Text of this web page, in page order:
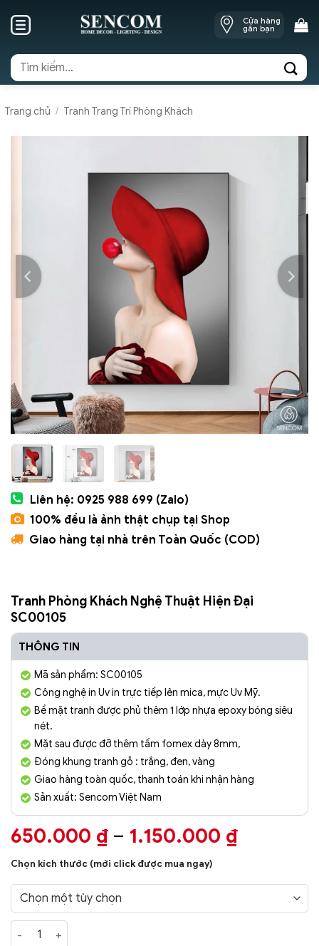
Cửa hàng
gần bạn
Tìm
kiếm:
Trang chủ / Tranh Trang Trí Phòng Khách
Liên hệ: 0925 988 699 (Zalo)
100% đều là ảnh thật chụp tại Shop
Giao hàng tại nhà trên Toàn Quốc (COD)
Tranh Phòng Khách Nghệ Thuật Hiện Đại
SC00105
THÔNG TIN
Mã sản phẩm: SC00105
Công nghệ in Uv in trực tiếp lên mica, mực Uv Mỹ.
Bề mặt tranh được phủ thêm 1 lớp nhựa epoxy bóng siêu
nét.
Mặt sau được đỡ thêm tấm fomex dày 8mm,
Đóng khung tranh gỗ : trắng, đen, vàng
Giao hàng toàn quốc, thanh toán khi nhận hàng
Sản xuất: Sencom Việt Nam
650.000 ₫ – 1.150.000 ₫Khoảng
đến
Chọn kích thước (mới click được mua ngay)
Tranh Phòng Khách Nghệ Thuật Hiện Đại SC00105 số lượng